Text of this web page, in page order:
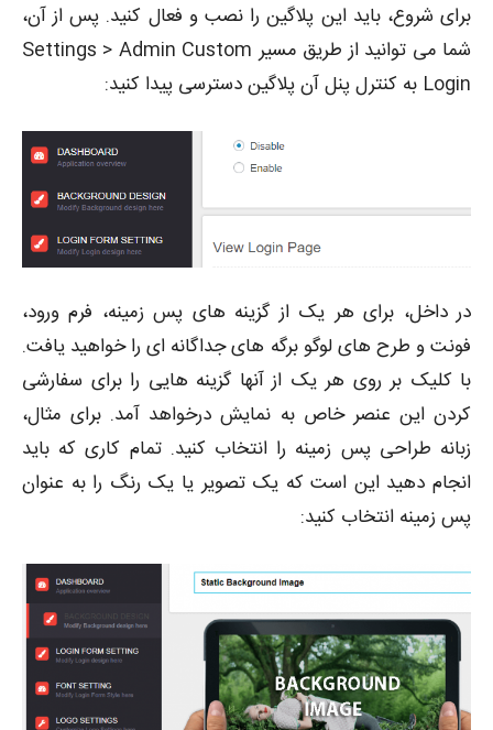
برای شروع، باید این پلاگین را نصب و فعال کنید. پس از آن،
شما می توانید از طریق مسیر Settings > Admin Custom
Login به کنترل پنل آن پلاگین دسترسی پیدا کنید:
در داخل، برای هر یک از گزینه های پس زمینه، فرم ورود،
فونت و طرح های لوگو برگه های جداگانه ای را خواهید یافت.
با کلیک بر روی هر یک از آنها گزینه هایی را برای سفارشی
کردن این عنصر خاص به نمایش درخواهد آمد. برای مثال،
زبانه طراحی پس زمینه را انتخاب کنید. تمام کاری که باید
انجام دهید این است که یک تصویر یا یک رنگ را به عنوان
پس زمینه انتخاب کنید: